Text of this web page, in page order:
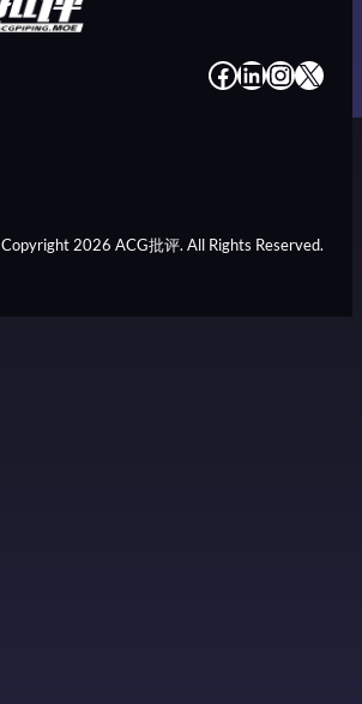
# # # #
Copyright 2026 ACG批评. All Rights Reserved.